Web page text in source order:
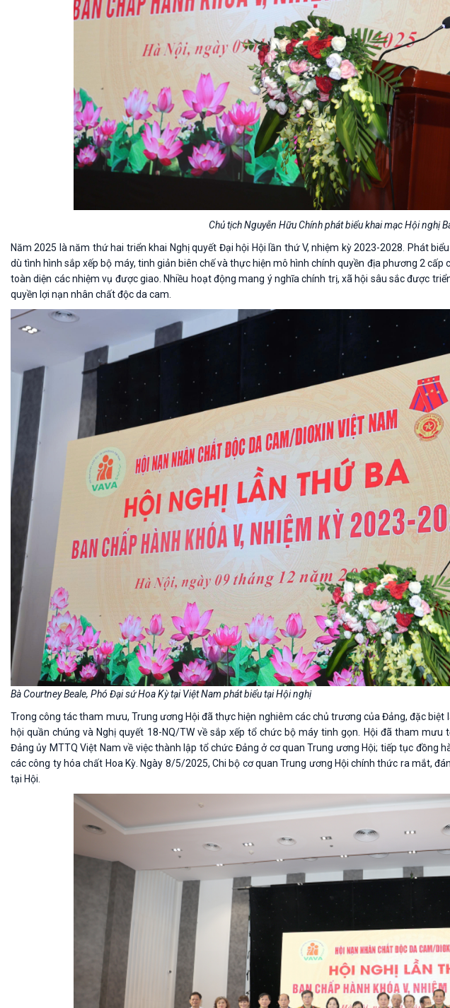
Chủ tịch Nguyễn Hữu Chính phát biểu khai mạc Hội nghị
Năm 2025 là năm thứ hai triển khai Nghị quyết Đại hội Hội lần thứ V, nhiệm kỳ 2023-2028. Phát
dù tình hình sắp xếp bộ máy, tinh giản biên chế và thực hiện mô hình chính quyền địa phương 2 cấp
toàn diện các nhiệm vụ được giao. Nhiều hoạt động mang ý nghĩa chính trị, xã hội sâu sắc được
quyền lợi nạn nhân chất độc da cam.
Bà Courtney Beale, Phó Đại sứ Hoa Kỳ tại Việt Nam phát biểu tại Hội nghị
Trong công tác tham mưu, Trung ương Hội đã thực hiện nghiêm các chủ trương của Đảng, đặc biệt
hội quần chúng và Nghị quyết 18-NQ/TW về sắp xếp tổ chức bộ máy tinh gọn. Hội đã tham
Đảng ủy MTTQ Việt Nam về việc thành lập tổ chức Đảng ở cơ quan Trung ương Hội; tiếp tục đồng
các công ty hóa chất Hoa Kỳ. Ngày 8/5/2025, Chi bộ cơ quan Trung ương Hội chính thức ra mắt,
tại Hội.